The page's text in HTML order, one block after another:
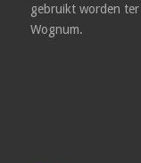
gebruikt worden
Wognum.